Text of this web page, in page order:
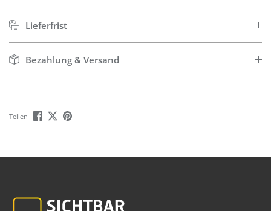
Lieferfrist
Bezahlung & Versand
Teilen